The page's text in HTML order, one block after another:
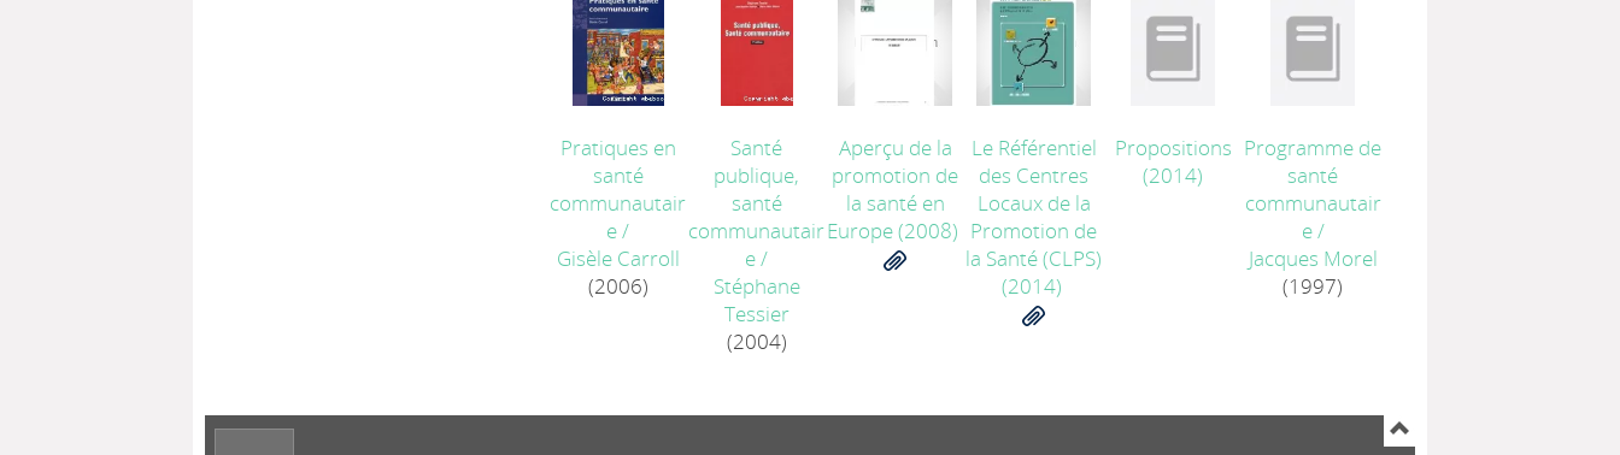
Pratiques en
santé
communautair
e/
Gisèle Carroll
(2006)
Santé
publique,
santé
communautair
e/
Stéphane
Tessier
(2004)
Aperçu de la
promotion de
la santé en
Europe(2008)
Le Référentiel
des Centres
Locaux de la
Promotion de
la Santé (CLPS)
(2014)
Propositions
(2014)
Programme de
santé
communautair
e/
Jacques Morel
(1997)